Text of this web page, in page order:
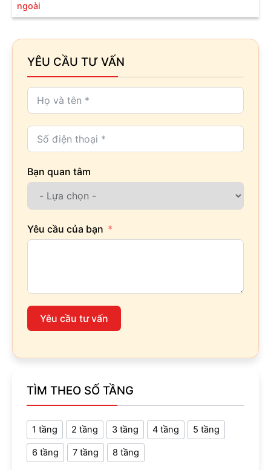
ngoài
YÊU CẦU TƯ VẤN
Bạn quan tâm
Yêu cầu của bạn
Yêu cầu tư vấn
TÌM THEO SỐ TẦNG
1 tầng 2 tầng 3 tầng 4 tầng 5 tầng
6 tầng 7 tầng 8 tầng